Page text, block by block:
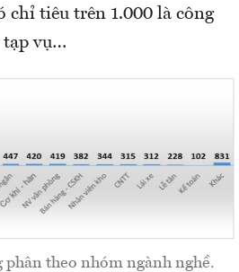
chỉ tiêu trên 1.000 là công
tạp vụ…
phân theo nhóm ngành nghề.